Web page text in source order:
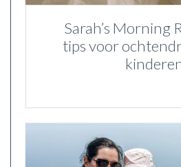
Sarah’s Morning
tips voor